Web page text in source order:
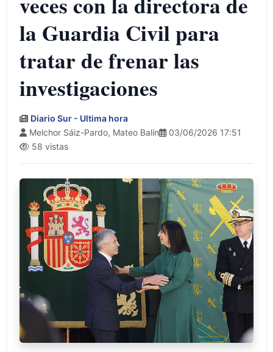
la Guardia Civil para
tratar de frenar las
investigaciones
Diario Sur - Ultima hora
Melchor Sáiz-Pardo, Mateo Balín
03/06/2026 17:51
58 vistas